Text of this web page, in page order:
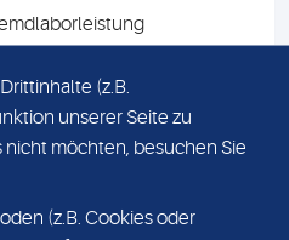
Mit der Beauftragung der
Sie sich mit dieser
(z.B.
unserer Seite zu
möchten, besuchen Sie
(z.B. Cookies oder